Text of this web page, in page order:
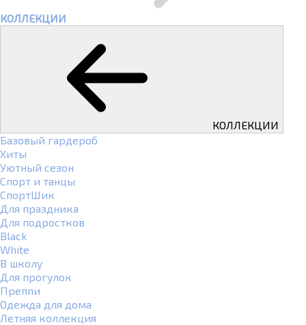
КОЛЛЕКЦИИ
КОЛЛЕКЦИИ
Базовый гардероб
Хиты
Уютный сезон
Спорт и танцы
СпортШик
Для праздника
Для подростков
Black
White
В школу
Для прогулок
Преппи
Одежда для дома
Летняя коллекция